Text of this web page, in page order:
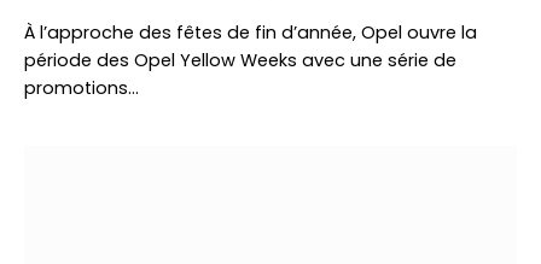
À l’approche des fêtes de fin d’année, Opel ouvre la
période des Opel Yellow Weeks avec une série de
promotions…